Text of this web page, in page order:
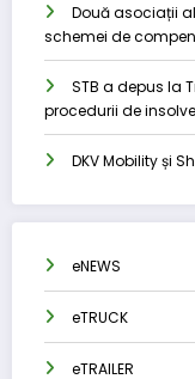
Două asociații
schemei de
STB a depus la
procedurii de
DKV Mobility și
eNEWS
eTRUCK
eTRAILER